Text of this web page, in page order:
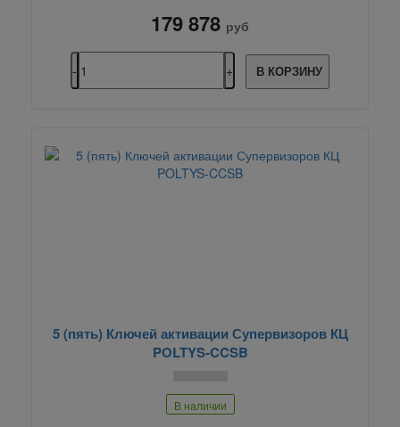
179 878 руб
В КОРЗИНУ
5 (пять) Ключей активации Супервизоров КЦ
POLTYS-CCSB
В наличии